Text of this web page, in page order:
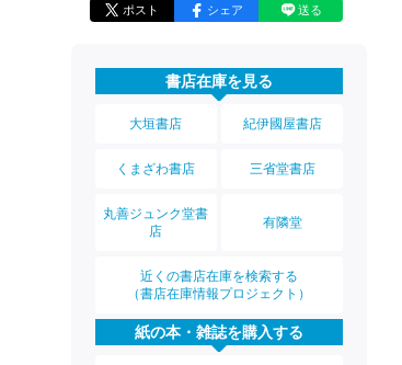
ポスト シェア 送る
書店在庫を見る
大垣書店 紀伊國屋書店
くまざわ書店 三省堂書店
丸善ジュンク堂書
店
有隣堂
近くの書店在庫を検索する
（書店在庫情報プロジェクト）
紙の本・雑誌を購入する